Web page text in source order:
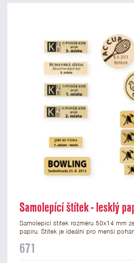
Samolepící štítek - lesklý
Samolepicí štítek rozměru 50x14 mm
papíru. Štítek je ideální pro menší
libovolné logo nebo text. U textu
671